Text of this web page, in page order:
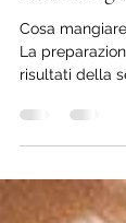
cosa
Cosa
risultati della
completa:
probiotici